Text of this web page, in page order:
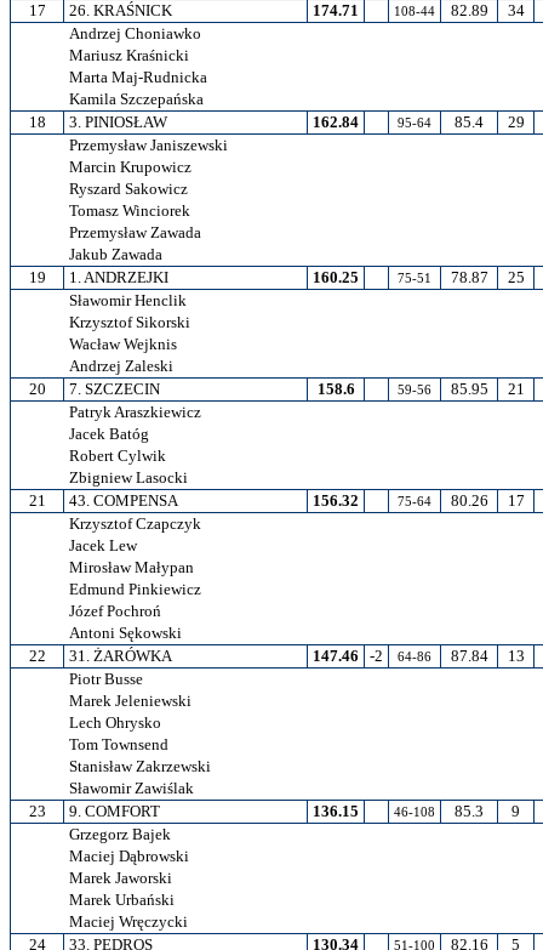
17
26. KRAŚNICK 174.71 108-44 82.89
34
Andrzej Choniawko
Mariusz Kraśnicki
Marta Maj-Rudnicka
Kamila Szczepańska
18
3. PINIOSŁAW 162.84 95-64 85.4
29
Przemysław Janiszewski
Marcin Krupowicz
Ryszard Sakowicz
Tomasz Winciorek
Przemysław Zawada
Jakub Zawada
19
1. ANDRZEJKI 160.25 75-51 78.87
25
Sławomir Henclik
Krzysztof Sikorski
Wacław Wejknis
Andrzej Zaleski
20
7. SZCZECIN 158.6 59-56 85.95
21
Patryk Araszkiewicz
Jacek Batóg
Robert Cylwik
Zbigniew Lasocki
21
43. COMPENSA 156.32 75-64 80.26
17
Krzysztof Czapczyk
Jacek Lew
Mirosław Małypan
Edmund Pinkiewicz
Józef Pochroń
Antoni Sękowski
22
31. ŻARÓWKA 147.46 -2 64-86 87.84
13
Piotr Busse
Marek Jeleniewski
Lech Ohrysko
Tom Townsend
Stanisław Zakrzewski
Sławomir Zawiślak
23
9. COMFORT 136.15 46-108 85.3
9
Grzegorz Bajek
Maciej Dąbrowski
Marek Jaworski
Marek Urbański
Maciej Wręczycki
24
33. PEDROS 130.34 51-100 82.16 5